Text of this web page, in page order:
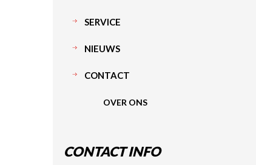
SERVICE
NIEUWS
CONTACT
OVER ONS
CONTACT INFO